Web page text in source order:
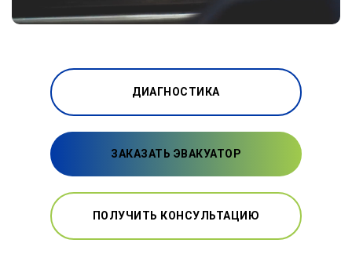
ДИАГНОСТИКА
ЗАКАЗАТЬ ЭВАКУАТОР
ПОЛУЧИТЬ КОНСУЛЬТАЦИЮ